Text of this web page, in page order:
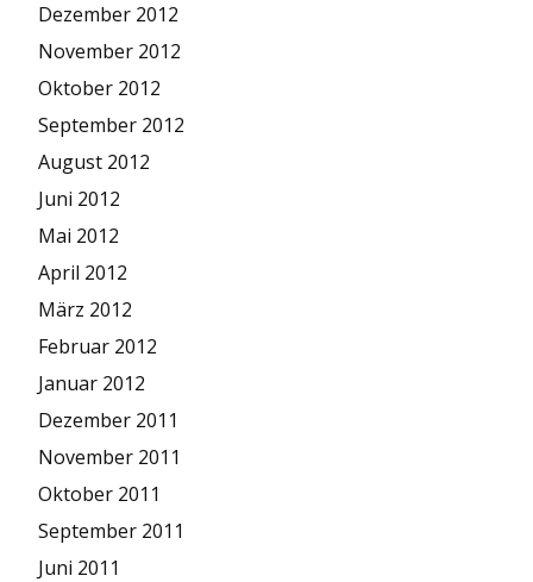
Dezember 2012
November 2012
Oktober 2012
September 2012
August 2012
Juni 2012
Mai 2012
April 2012
März 2012
Februar 2012
Januar 2012
Dezember 2011
November 2011
Oktober 2011
September 2011
Juni 2011